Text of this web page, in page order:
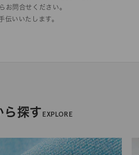
お問合せください。
伝いいたします。
ら探すEXPLORE